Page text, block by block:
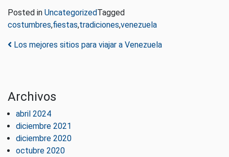
Posted in UncategorizedTagged
costumbres,fiestas,tradiciones,venezuela
Post navigation
Los mejores sitios para viajar a Venezuela
Archivos
abril 2024
diciembre 2021
diciembre 2020
octubre 2020